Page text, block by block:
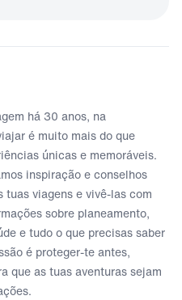
há 30 anos, na
é muito mais do que
únicas e memoráveis.
inspiração e conselhos
viagens e vivê-las com
sobre planeamento,
e tudo o que precisas saber
é proteger-te antes,
que as tuas aventuras sejam